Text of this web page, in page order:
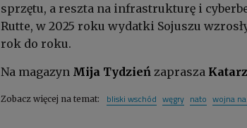
sprzętu, a reszta na infrastrukturę i
Rutte, w 2025 roku wydatki Sojuszu
rok do roku.
Na magazyn Mija Tydzień zaprasza
Zobacz więcej na temat: bliski wschód węgry nato wojna